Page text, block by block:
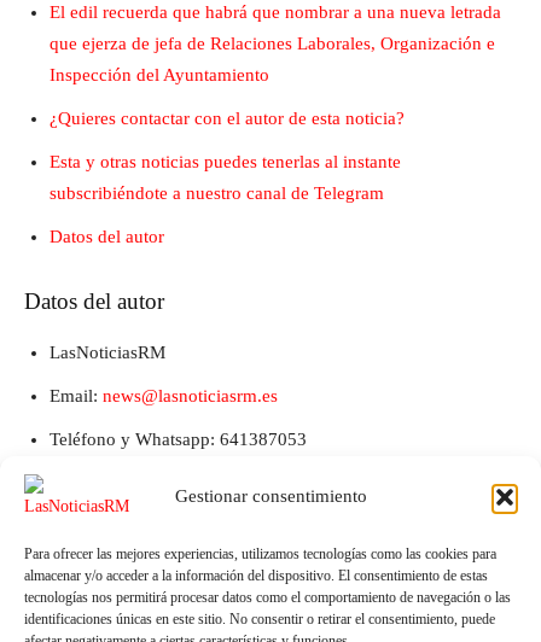
Gestionar consentimiento
Para ofrecer las mejores experiencias, utilizamos tecnologías como las cookies para
almacenar y/o acceder a la información del dispositivo. El consentimiento de estas
tecnologías nos permitirá procesar datos como el comportamiento de navegación o las
identificaciones únicas en este sitio. No consentir o retirar el consentimiento, puede
El edil recuerda que habrá que nombrar a una nueva letrada
que ejerza de jefa de Relaciones Laborales, Organización e
Inspección del Ayuntamiento
¿Quieres contactar con el autor de esta noticia?
Esta y otras noticias puedes tenerlas al instante
subscribiéndote a nuestro canal de Telegram
Datos del autor
Datos del autor
LasNoticiasRM
Email: news@lasnoticiasrm.es
Teléfono y Whatsapp: 641387053